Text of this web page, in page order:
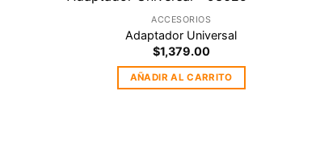
ACCESORIOS
Adaptador Universal
$1,379.00
AÑADIR AL CARRITO